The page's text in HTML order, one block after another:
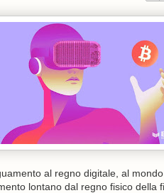
al regno digitale, al
lontano dal regno fisico della